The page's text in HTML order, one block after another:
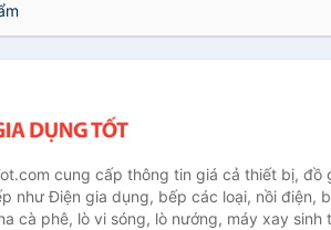
cung cấp thông tin giá cả thiết bị, đồ
như Điện gia dụng, bếp các loại, nồi điện,
cà phê, lò vi sóng, lò nướng, máy xay sinh